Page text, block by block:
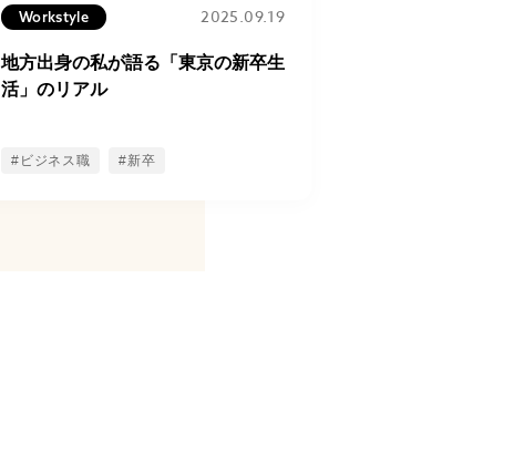
Workstyle 2025.09.19
地方出身の私が語る「東京の新卒生
活」のリアル
#ビジネス職 #新卒